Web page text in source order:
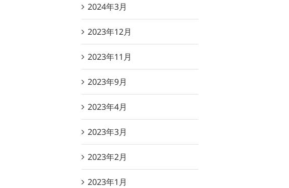
2024年3月
2023年12月
2023年11月
2023年9月
2023年4月
2023年3月
2023年2月
2023年1月